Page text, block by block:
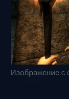
Изображение с